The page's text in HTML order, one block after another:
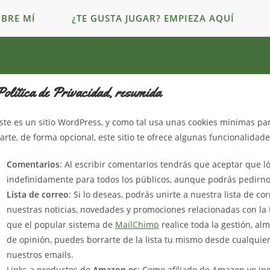
MÍ ¿TE GUSTA JUGAR? EMPIEZA AQUÍ
de Privacidad, resumida
es un sitio WordPress, y como tal usa unas cookies mínimas
de forma opcional, este sitio te ofrece algunas
Comentarios: Al escribir comentarios tendrás que aceptar que
indefinidamente para todos los públicos, aunque podrás
Lista de correo: Si lo deseas, podrás unirte a nuestra lista de
nuestras noticias, novedades y promociones relacionadas con
que el popular sistema de MailChimp realice toda la gestión,
de opinión, puedes borrarte de la lista tu mismo desde
nuestros emails.